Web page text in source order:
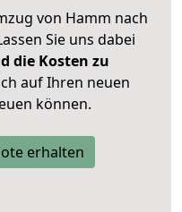
von Hamm nach
Sie uns dabei
die Kosten zu
auf Ihren neuen
können.
erhalten